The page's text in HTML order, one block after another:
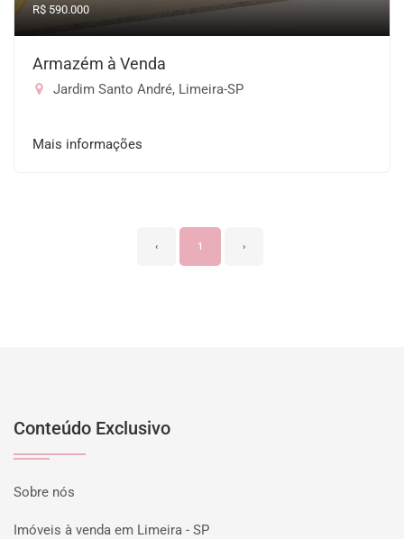
R$ 590.000
Armazém à Venda
Jardim Santo André, Limeira-SP
Mais informações
‹ 1 ›
Conteúdo Exclusivo
Sobre nós
Imóveis à venda em Limeira - SP